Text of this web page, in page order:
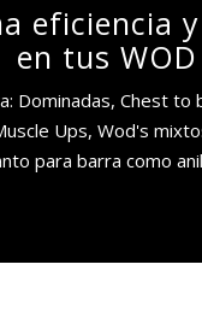
eficiencia
en tus WOD
Dominadas, Chest to
Ups, Wod's
para barra como